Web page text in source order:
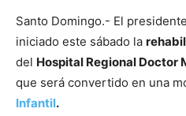
Santo Domingo.- El presidente
iniciado este sábado la
del Hospital Regional Doctor
que será convertido en una
Infantil.